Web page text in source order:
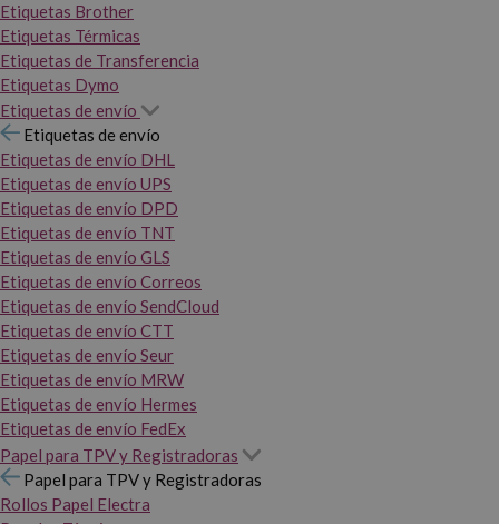
Etiquetas Brother
Etiquetas Térmicas
Etiquetas de Transferencia
Etiquetas Dymo
Etiquetas de envío
Etiquetas de envío
Etiquetas de envío DHL
Etiquetas de envío UPS
Etiquetas de envío DPD
Etiquetas de envío TNT
Etiquetas de envío GLS
Etiquetas de envío Correos
Etiquetas de envío SendCloud
Etiquetas de envío CTT
Etiquetas de envío Seur
Etiquetas de envío MRW
Etiquetas de envío Hermes
Etiquetas de envío FedEx
Papel para TPV y Registradoras
Papel para TPV y Registradoras
Rollos Papel Electra